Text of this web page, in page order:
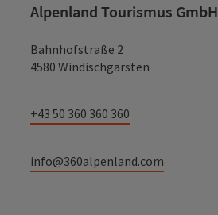
Alpenland Tourismus GmbH
Bahnhofstraße 2
4580 Windischgarsten
+43 50 360 360 360
info@360alpenland.com